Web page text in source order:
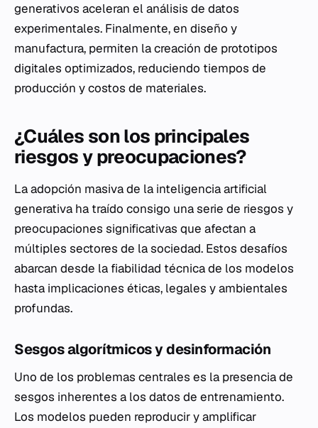
generativos aceleran el análisis de datos
experimentales. Finalmente, en diseño y
manufactura, permiten la creación de prototipos
digitales optimizados, reduciendo tiempos de
producción y costos de materiales.
¿Cuáles son los principales
riesgos y preocupaciones?
La adopción masiva de la inteligencia artificial
generativa ha traído consigo una serie de riesgos y
preocupaciones significativas que afectan a
múltiples sectores de la sociedad. Estos desafíos
abarcan desde la fiabilidad técnica de los modelos
hasta implicaciones éticas, legales y ambientales
profundas.
Sesgos algorítmicos y desinformación
Uno de los problemas centrales es la presencia de
sesgos inherentes a los datos de entrenamiento.
Los modelos pueden reproducir y amplificar